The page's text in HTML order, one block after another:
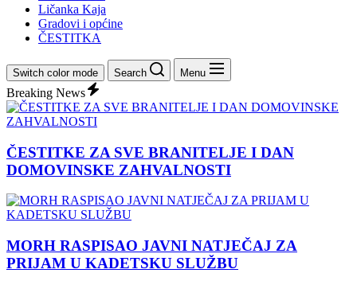
Ličanka Kaja
Gradovi i općine
ČESTITKA
Switch color mode Search Menu
Breaking News
ČESTITKE ZA SVE BRANITELJE I DAN
DOMOVINSKE ZAHVALNOSTI
MORH RASPISAO JAVNI NATJEČAJ ZA
PRIJAM U KADETSKU SLUŽBU